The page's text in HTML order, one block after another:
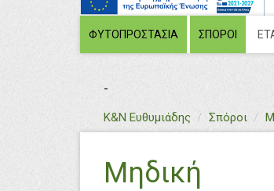
ΦΥΤΟΠΡΟΣΤΑΣΙΑ ΣΠΟΡΟΙ
-
Κ&Ν Ευθυμιάδης textΣπόροι
Μηδική